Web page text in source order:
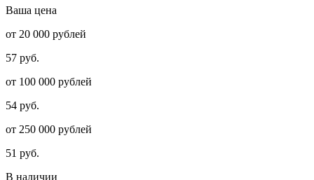
Ваша цена
от 20 000 рублей
57 руб.
от 100 000 рублей
54 руб.
от 250 000 рублей
51 руб.
В наличии